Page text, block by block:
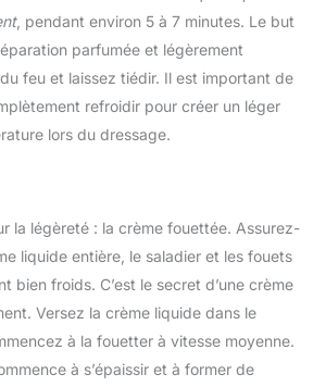
, pendant environ 5 à 7 minutes. Le but
parfumée et légèrement
feu et laissez tiédir. Il est important de
refroidir pour créer un léger
lors du dressage.
la légèreté : la crème fouettée. Assurez-
liquide entière, le saladier et les fouets
bien froids. C’est le secret d’une crème
Versez la crème liquide dans le
à la fouetter à vitesse moyenne.
à s’épaissir et à former de